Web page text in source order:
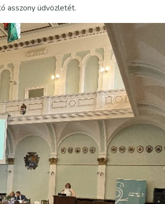
asszony üdvözletét.